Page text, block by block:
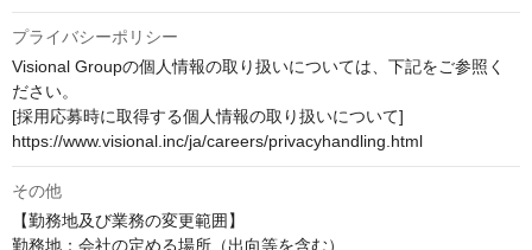
プライバシーポリシー
Visional Groupの個人情報の取り扱いについては、下記をご参照く
ださい。
[採用応募時に取得する個人情報の取り扱いについて]
https://www.visional.inc/ja/careers/privacyhandling.html
その他
【勤務地及び業務の変更範囲】
勤務地：会社の定める場所（出向等を含む）